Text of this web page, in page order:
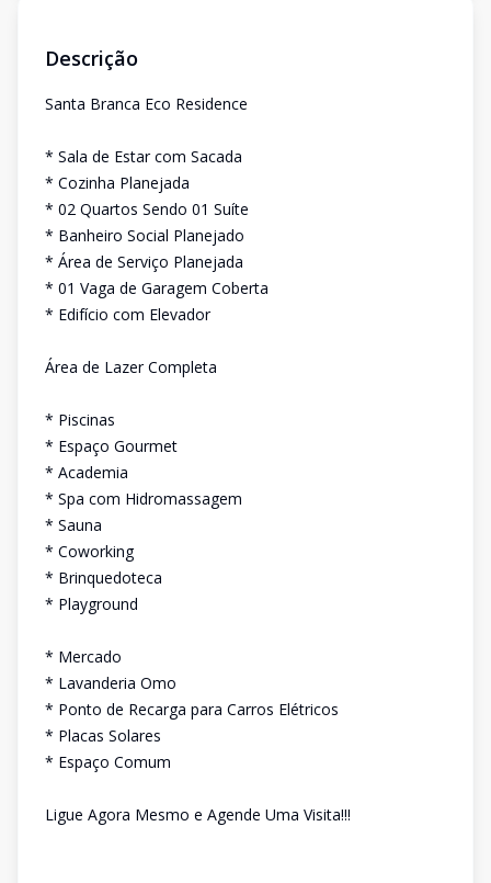
Descrição
Santa Branca Eco Residence
* Sala de Estar com Sacada
* Cozinha Planejada
* 02 Quartos Sendo 01 Suíte
* Banheiro Social Planejado
* Área de Serviço Planejada
* 01 Vaga de Garagem Coberta
* Edifício com Elevador
Área de Lazer Completa
* Piscinas
* Espaço Gourmet
* Academia
* Spa com Hidromassagem
* Sauna
* Coworking
* Brinquedoteca
* Playground
* Mercado
* Lavanderia Omo
* Ponto de Recarga para Carros Elétricos
* Placas Solares
* Espaço Comum
Ligue Agora Mesmo e Agende Uma Visita!!!